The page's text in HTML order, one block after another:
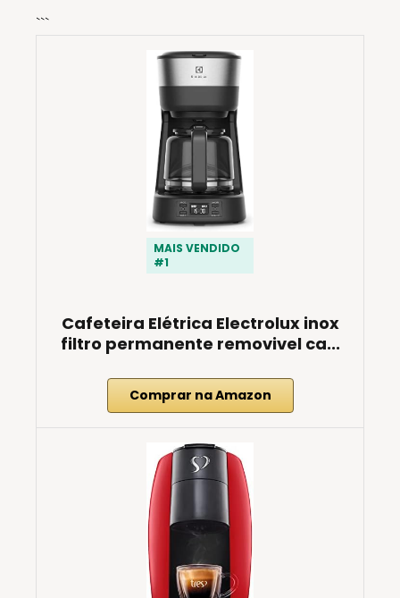
```
MAIS VENDIDO
#1
Cafeteira Elétrica Electrolux inox
filtro permanente removivel ca...
Comprar na Amazon